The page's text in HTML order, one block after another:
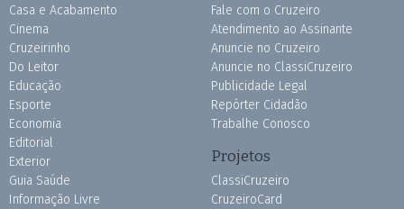
Casa e Acabamento
Cinema
Cruzeirinho
Do Leitor
Educação
Esporte
Economia
Editorial
Exterior
Guia Saúde
Informação Livre
Fale com o Cruzeiro
Atendimento ao Assinante
Anuncie no Cruzeiro
Anuncie no ClassiCruzeiro
Publicidade Legal
Repórter Cidadão
Trabalhe Conosco
Projetos
ClassiCruzeiro
CruzeiroCard